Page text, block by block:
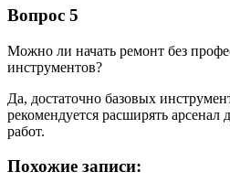
Вопрос 5
Можно ли начать ремонт без
инструментов?
Да, достаточно базовых
рекомендуется расширять арсенал
работ.
Похожие записи: